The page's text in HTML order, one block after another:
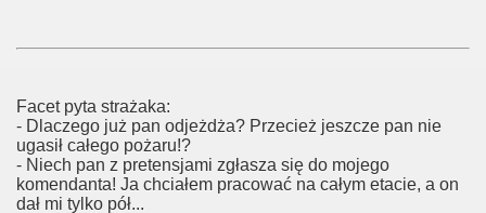
Facet pyta strażaka:
- Dlaczego już pan odjeżdża? Przecież jeszcze pan nie
ugasił całego pożaru!?
- Niech pan z pretensjami zgłasza się do mojego
komendanta! Ja chciałem pracować na całym etacie, a on
dał mi tylko pół...